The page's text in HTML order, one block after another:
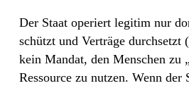
Der Staat operiert legitim nur
schützt und Verträge
kein Mandat, den Menschen zu
Ressource zu nutzen. Wenn der